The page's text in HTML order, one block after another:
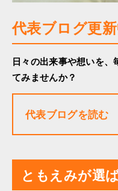
代表ブログ更
日々の出来事や想いを、
てみませんか？
代表ブログを読む
ともえみが選